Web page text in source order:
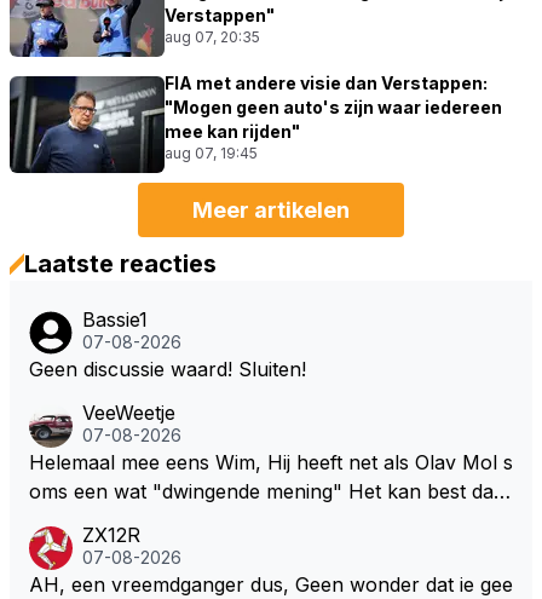
Verstappen"
aug 07, 20:35
FIA met andere visie dan Verstappen:
"Mogen geen auto's zijn waar iedereen
mee kan rijden"
aug 07, 19:45
Meer artikelen
Laatste reacties
Bassie1
07-08-2026
Geen discussie waard! Sluiten!
VeeWeetje
07-08-2026
Helemaal mee eens Wim, Hij heeft net als Olav Mol s
oms een wat "dwingende mening" Het kan best dat
l bij Windsor op te roepen. Maar in een tijd zonder r
aces zijn dit leuke berichtjes
ZX12R
07-08-2026
AH, een vreemdganger dus, Geen wonder dat ie gee